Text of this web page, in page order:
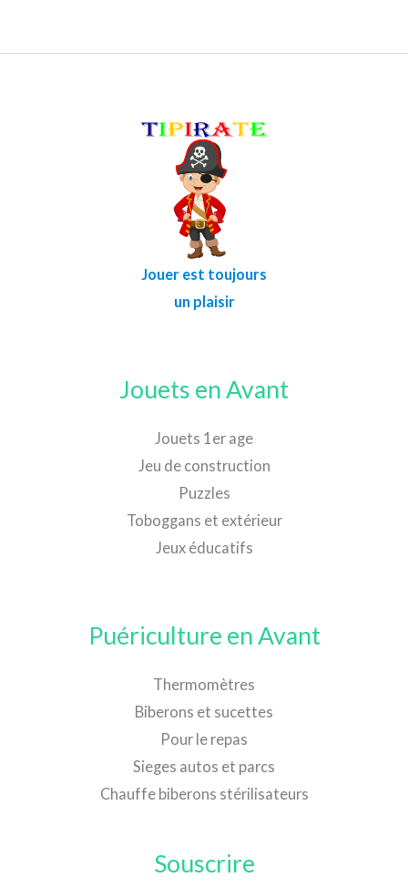
Jouer est toujours
un plaisir
Jouets en Avant
Jouets 1er age
Jeu de construction
Puzzles
Toboggans et extérieur
Jeux éducatifs
Puériculture en Avant
Thermomètres
Biberons et sucettes
Pour le repas
Sieges autos et parcs
Chauffe biberons stérilisateurs
Souscrire